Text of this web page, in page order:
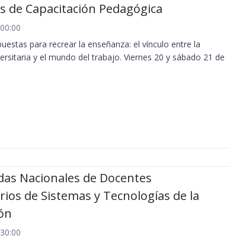
de Capacitación Pedagógica
para recrear la enseñanza: el vínculo entre la
y el mundo del trabajo. Viernes 20 y sábado 21 de
Nacionales de Docentes
de Sistemas y Tecnologías de la